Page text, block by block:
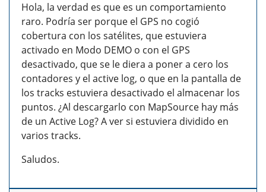
Hola, la verdad es que es un comportamiento
raro. Podría ser porque el GPS no cogió
cobertura con los satélites, que estuviera
activado en Modo DEMO o con el GPS
desactivado, que se le diera a poner a cero los
contadores y el active log, o que en la pantalla de
los tracks estuviera desactivado el almacenar los
puntos. ¿Al descargarlo con MapSource hay más
de un Active Log? A ver si estuviera dividido en
varios tracks.
Saludos.